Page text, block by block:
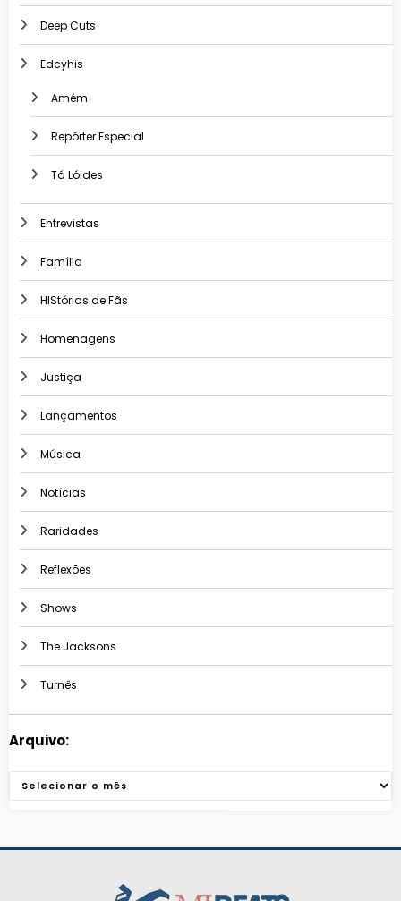
Deep Cuts
Edcyhis
Amém
Repórter Especial
Tá Lóides
Entrevistas
Família
HIStórias de Fãs
Homenagens
Justiça
Lançamentos
Música
Notícias
Raridades
Reflexões
Shows
The Jacksons
Turnês
Arquivo:
Arquivos